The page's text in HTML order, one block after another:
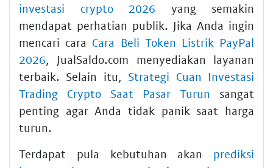
investasi crypto 2026 yang semakin
mendapat perhatian publik. Jika Anda ingin
mencari cara Cara Beli Token Listrik PayPal
2026, JualSaldo.com menyediakan layanan
terbaik. Selain itu,Strategi Cuan Investasi
Trading Crypto Saat Pasar Turun sangat
penting agar Anda tidak panik saat harga
turun.
Terdapat pula kebutuhan akan prediksi